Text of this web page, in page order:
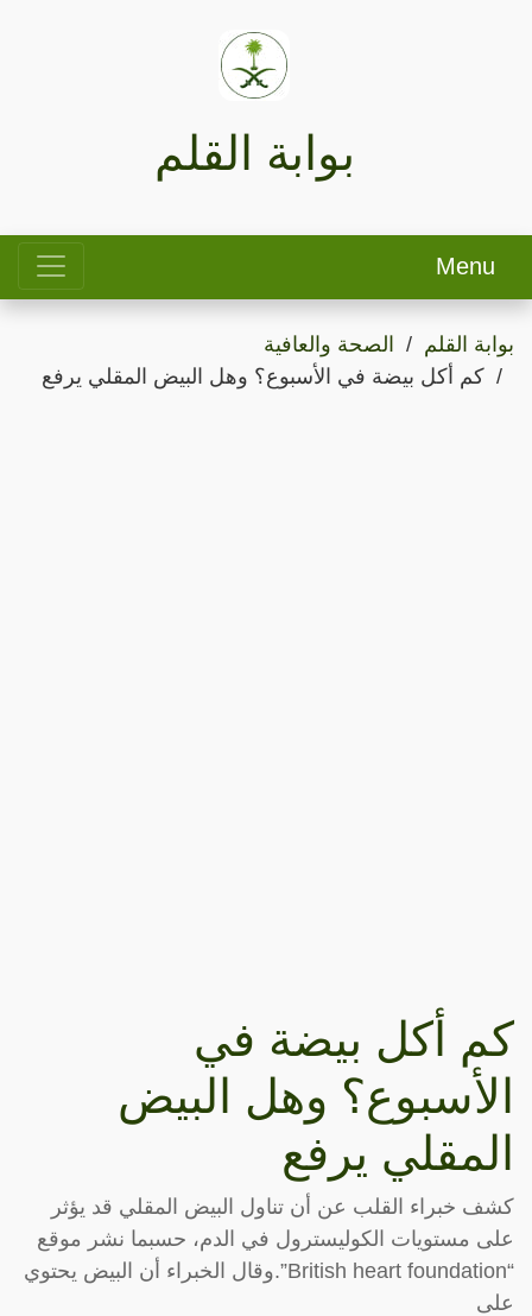
بوابة القلم
Menu
بوابة القلم
الصحة والعافية
كم أكل بيضة في الأسبوع؟ وهل البيض المقلي يرفع
كم أكل بيضة في
الأسبوع؟ وهل البيض
المقلي يرفع
كشف خبراء القلب عن أن تناول البيض المقلي قد يؤثر
على مستويات الكوليسترول في الدم، حسبما نشر موقع
“British heart foundation”.وقال الخبراء أن البيض يحتوي
على